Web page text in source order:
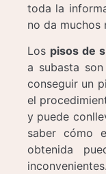
toda la
no da muchos
Los pisos de
a subasta
conseguir un
el
y puede
saber cómo
obtenida
inconvenientes.